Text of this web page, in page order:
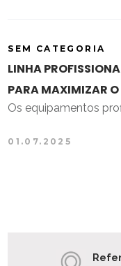
SEM CATEGORIA
LINHA
PARA MAXIMIZAR
Os equipamentos
01.07.2025